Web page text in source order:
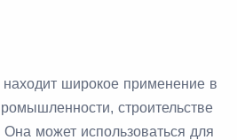
широкое применение в
строительстве
Она может использоваться для